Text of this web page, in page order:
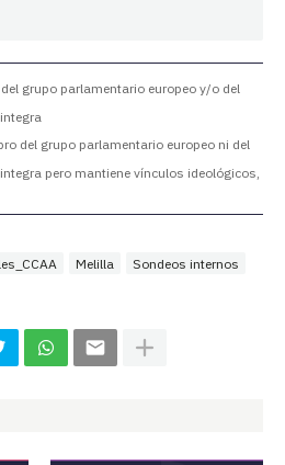
grupo parlamentario europeo y/o del
del grupo parlamentario europeo ni del
pero mantiene vínculos ideológicos,
Melilla
Sondeos internos